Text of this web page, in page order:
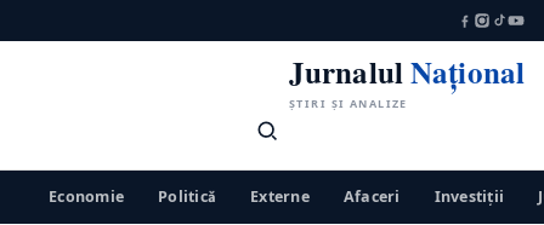
JurnalulNațional
ȘTIRI ȘI ANALIZE
Economie Politică Externe Afaceri Investiții